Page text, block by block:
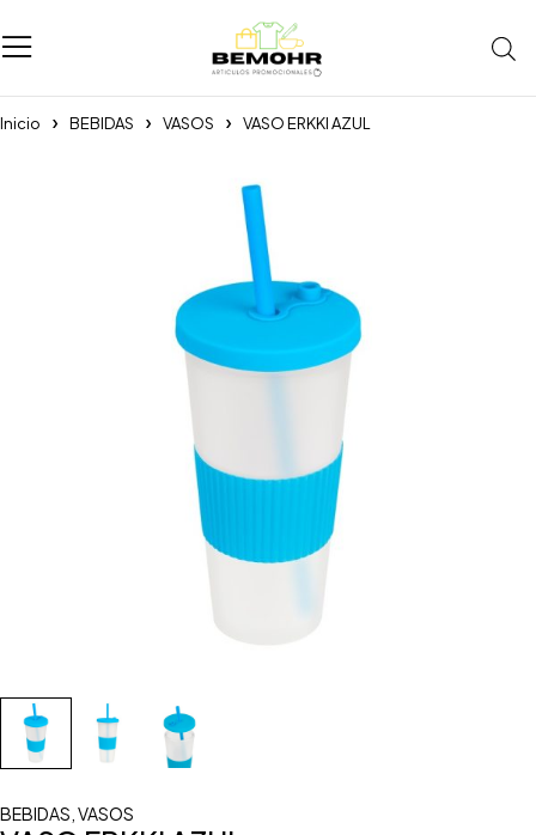
Inicio BEBIDAS VASOS VASO ERKKI AZUL
BEBIDAS VASOS